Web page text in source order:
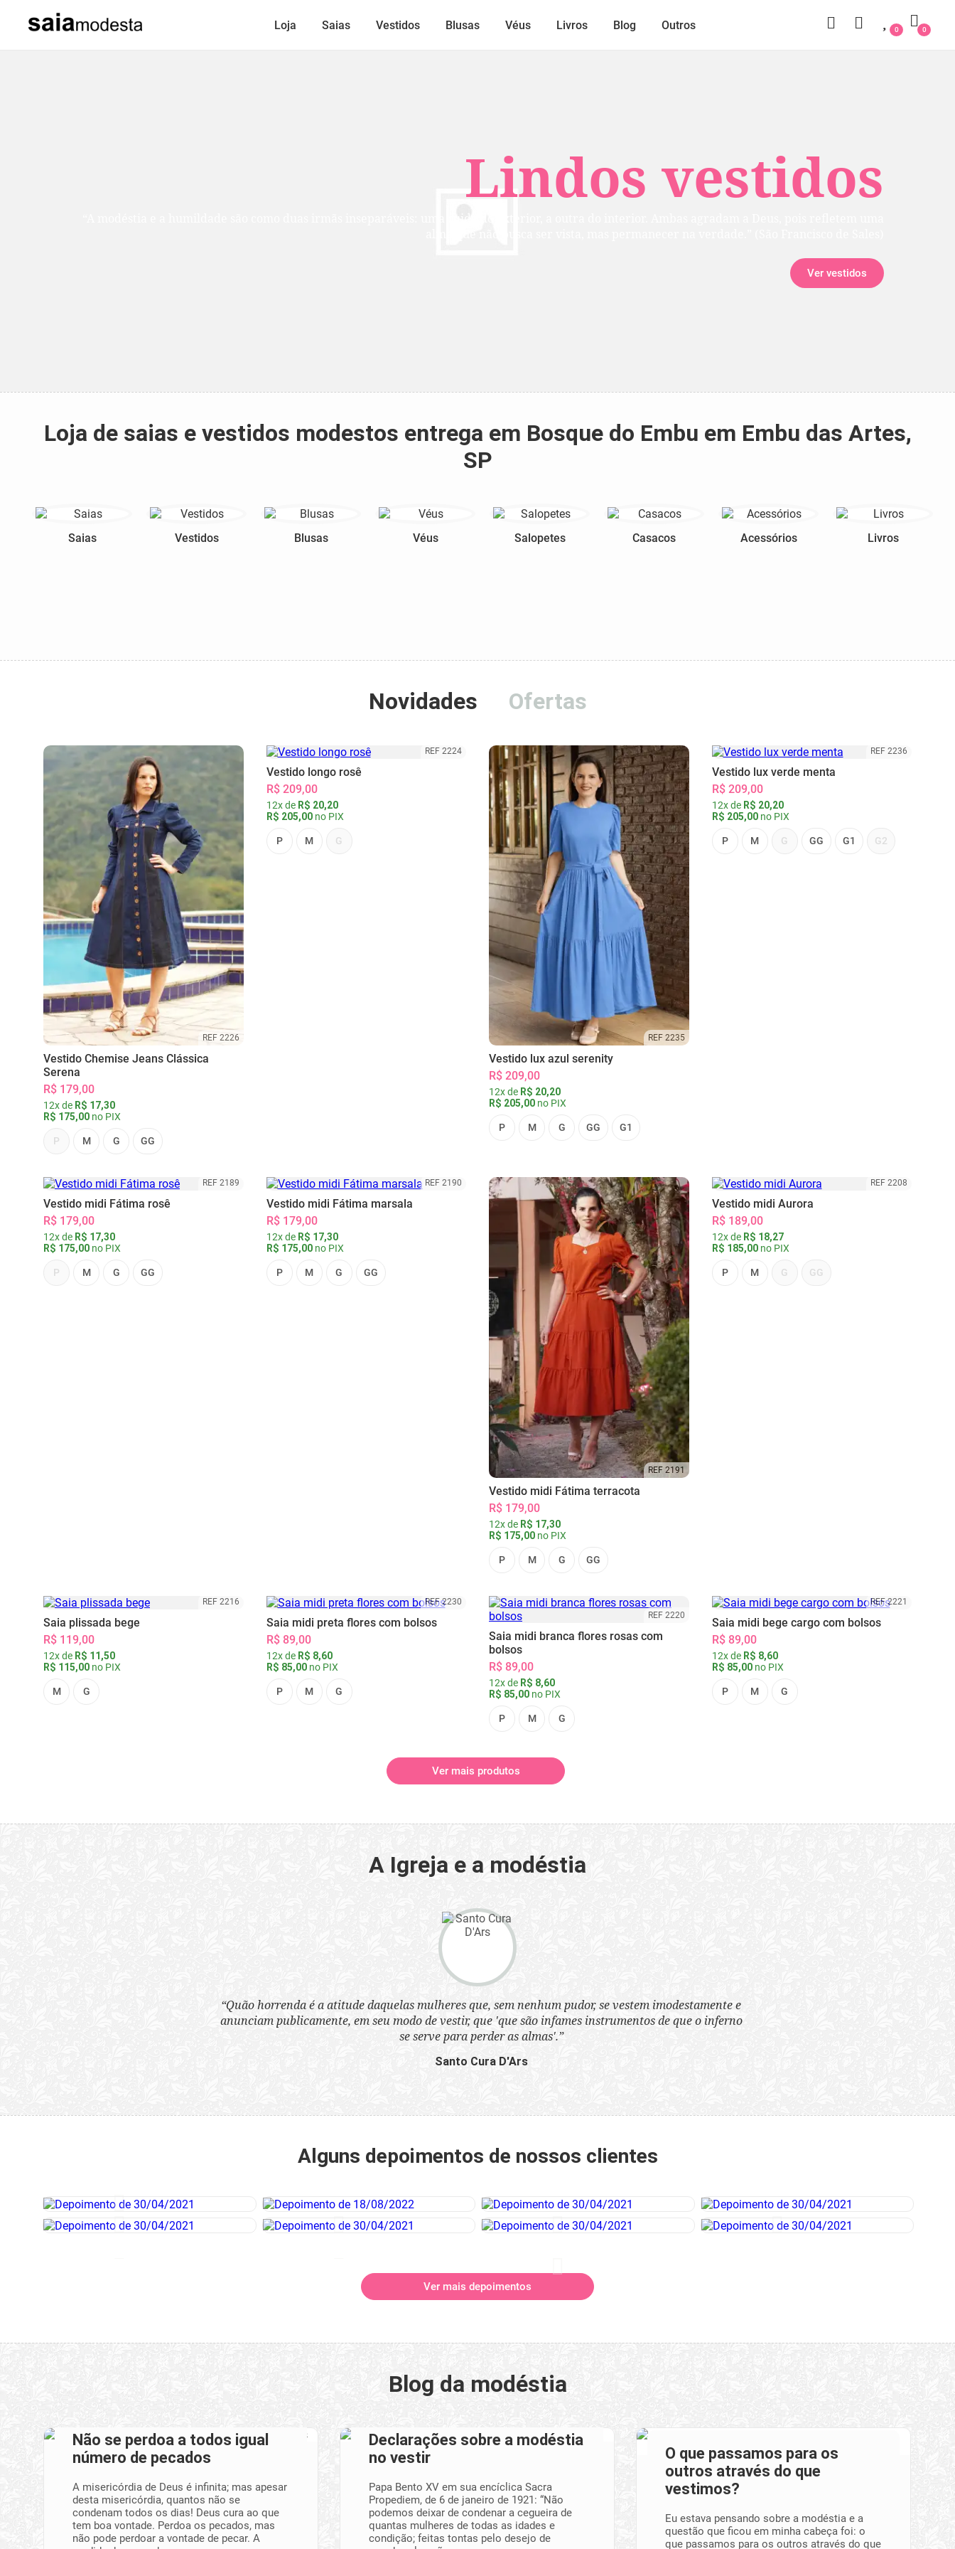
Lindos vestidos
Ver vestidos
Loja Saias Vestidos Blusas Véus Livros Blog Outros 0
0
Loja de saias e vestidos modestos entrega em Bosque do Embu em Embu das Artes,
SP
Saias Vestidos Blusas Véus Salopetes Casacos Acessórios Livros
Novidades Ofertas
REF 2226
Vestido Chemise Jeans Clássica
Serena
R$ 179,00
12x de R$ 17,30
R$ 175,00 no PIX
P M G GG
REF 2224
Vestido longo rosê
R$ 209,00
12x de R$ 20,20
R$ 205,00no PIX
P M G
REF 2235
Vestido lux azul serenity
R$ 209,00
12x de R$ 20,20
R$ 205,00 no PIX
P M G GG G1
REF 2236
Vestido lux verde menta
R$ 209,00
12x de R$ 20,20
R$ 205,00no PIX
P M G GG G1 G2
REF 2189
Vestido midi Fátima rosê
R$ 179,00
12x de R$ 17,30
R$ 175,00 no PIX
P M G GG
REF 2190
Vestido midi Fátima marsala
R$ 179,00
12x de R$ 17,30
R$ 175,00no PIX
P M G GG
REF 2191
Vestido midi Fátima terracota
R$ 179,00
12x de R$ 17,30
R$ 175,00 no PIX
P M G GG
REF 2208
Vestido midi Aurora
R$ 189,00
12x de R$ 18,27
R$ 185,00no PIX
P M G GG
REF 2216
Saia plissada bege
R$ 119,00
12x de R$ 11,50
R$ 115,00 no PIX
M G
REF 2230
Saia midi preta flores com bolsos
R$ 89,00
12x de R$ 8,60
R$ 85,00no PIX
P M G
REF 2220
Saia midi branca flores rosas com
bolsos
R$ 89,00
12x de R$ 8,60
R$ 85,00 no PIX
P M G
REF 2221
Saia midi bege cargo com bolsos
R$ 89,00
12x de R$ 8,60
R$ 85,00no PIX
P M G
Ver mais produtos
A Igreja e a modéstia
“Quão horrenda é a atitude daquelas mulheres que, sem nenhum pudor, se vestem imodestamente e
anunciam publicamente, em seu modo de vestir, que 'que são infames instrumentos de que o inferno
se serve para perder as almas'.”
Santo Cura D'Ars
Alguns depoimentos de nossos clientes
Ver mais depoimentos
Blog da modéstia
Não se perdoa a todos igual
número de pecados
A misericórdia de Deus é infinita; mas apesar
desta misericórdia, quantos não se
condenam todos os dias! Deus cura ao que
tem boa vontade. Perdoa os pecados, mas
não pode perdoar a vontade de pecar. A
Declarações sobre a modéstia
no vestir
Papa Bento XV em sua encíclica Sacra
Propediem, de 6 de janeiro de 1921: “Não
podemos deixar de condenar a cegueira de
quantas mulheres de todas as idades e
condição; feitas tontas pelo desejo de
O que passamos para os
outros através do que
vestimos?
Eu estava pensando sobre a modéstia e a
questão que ficou em minha cabeça foi: o
que passamos para os outros através do que